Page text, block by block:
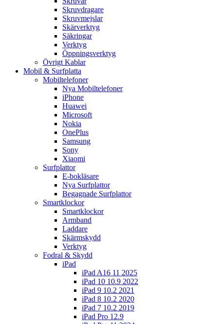
Skruvdragare
Skruvmejslar
Skärverktyg
Säkringar
Verktyg
Öppningsverktyg
Övrigt Kablar
Mobil & Surfplatta
Mobiltelefoner
Nya Mobiltelefoner
iPhone
Huawei
Microsoft
Nokia
OnePlus
Samsung
Sony
Xiaomi
Surfplattor
E-bokläsare
Nya Surfplattor
Begagnade Surfplattor
Smartklockor
Smartklockor
Armband
Laddare
Skärmskydd
Verktyg
Fodral & Skydd
iPad
iPad A16 11 2025
iPad 10 10.9 2022
iPad 9 10.2 2021
iPad 8 10.2 2020
iPad 7 10.2 2019
iPad Pro 12.9